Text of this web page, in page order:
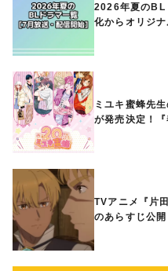
2026年夏のBL
化からオリジ
ミユキ蜜蜂先
が発売決定！
TVアニメ『片
のあらすじ公